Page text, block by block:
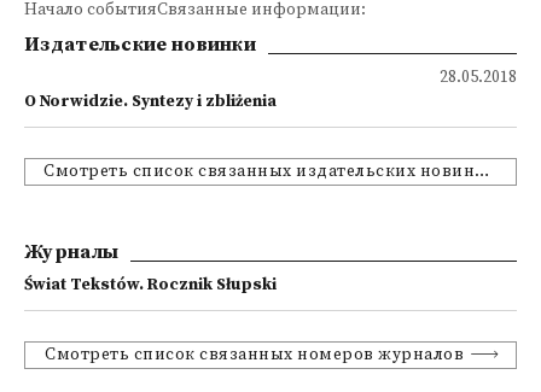
Начало событияСвязанные информации:
Издательские новинки
28.05.2018
O Norwidzie. Syntezy i zbliżenia
Смотреть список связанных издательских новинок
Журналы
Świat Tekstów. Rocznik Słupski
Смотреть список связанных номеров журналов